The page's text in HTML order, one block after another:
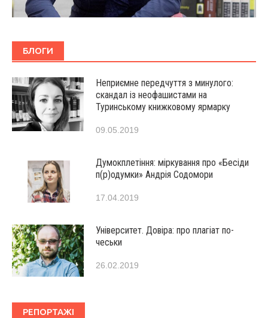
БЛОГИ
Неприємне передчуття з минулого:
скандал із неофашистами на
Туринському книжковому ярмарку
09.05.2019
Думокплетіння: міркування про «Бесіди
п(р)одумки» Андрія Содомори
17.04.2019
Університет. Довіра: про плагіат по-
чеськи
26.02.2019
РЕПОРТАЖІ